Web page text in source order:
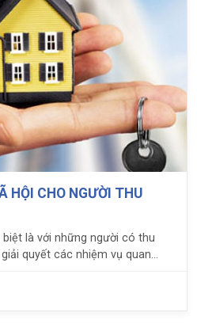
HỘI CHO NGƯỜI THU
là với những người có thu
quyết các nhiệm vụ quan